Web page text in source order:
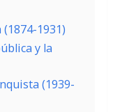
1931)
y la
(1939-